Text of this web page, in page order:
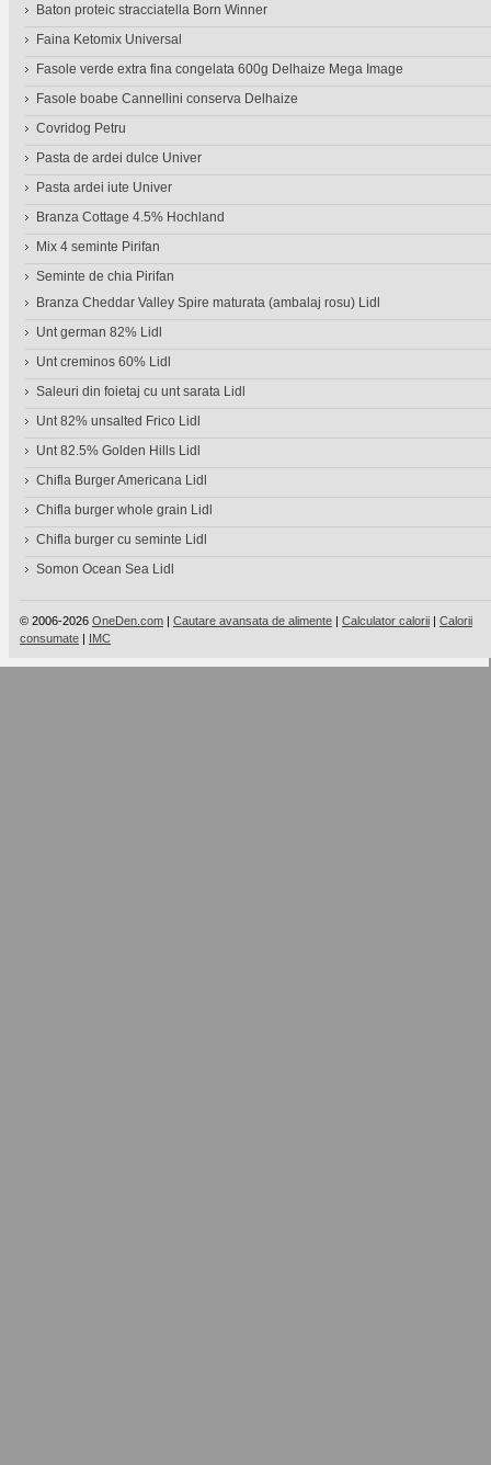
Baton proteic stracciatella Born Winner
Faina Ketomix Universal
Fasole verde extra fina congelata 600g Delhaize Mega Image
Fasole boabe Cannellini conserva Delhaize
Covridog Petru
Pasta de ardei dulce Univer
Pasta ardei iute Univer
Branza Cottage 4.5% Hochland
Mix 4 seminte Pirifan
Seminte de chia Pirifan
Branza Cheddar Valley Spire maturata (ambalaj rosu) Lidl
Unt german 82% Lidl
Unt creminos 60% Lidl
Saleuri din foietaj cu unt sarata Lidl
Unt 82% unsalted Frico Lidl
Unt 82.5% Golden Hills Lidl
Chifla Burger Americana Lidl
Chifla burger whole grain Lidl
Chifla burger cu seminte Lidl
Somon Ocean Sea Lidl
© 2006-2026 OneDen.com | Cautare avansata de alimente | Calculator calorii | Calorii
consumate | IMC